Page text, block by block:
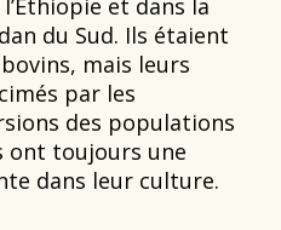
et dans la
du Sud. Ils étaient
mais leurs
par les
des populations
ont toujours une
dans leur culture.